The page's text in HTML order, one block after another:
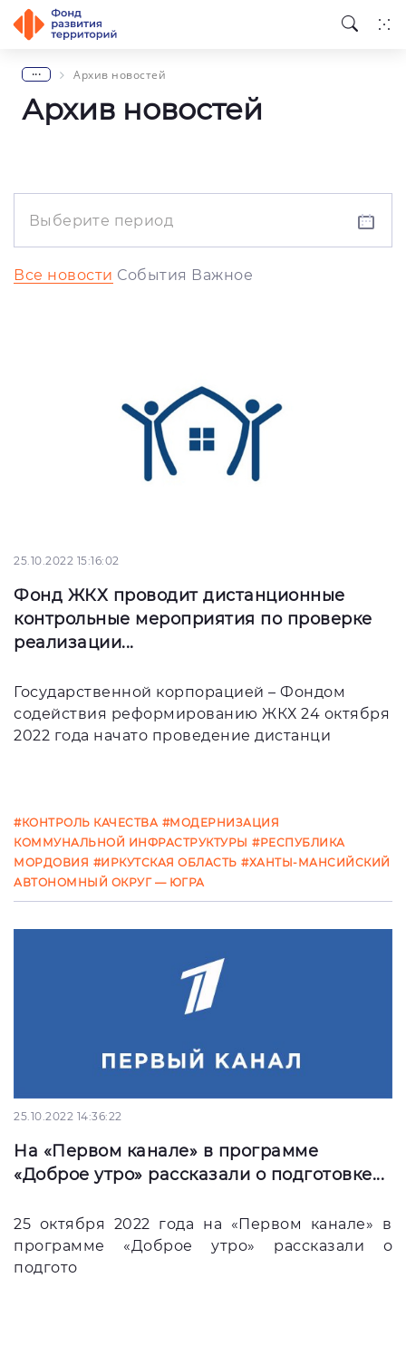
... Архив новостей
Архив новостей
Все новости События Важное
25.10.2022 15:16:02
Фонд ЖКХ проводит дистанционные
контрольные мероприятия по проверке
реализации...
Государственной корпорацией – Фондом
содействия реформированию ЖКХ 24 октября
2022 года начато проведение дистанци
#КОНТРОЛЬ КАЧЕСТВА #МОДЕРНИЗАЦИЯ
КОММУНАЛЬНОЙ ИНФРАСТРУКТУРЫ #РЕСПУБЛИКА
МОРДОВИЯ #ИРКУТСКАЯ ОБЛАСТЬ #ХАНТЫ-МАНСИЙСКИЙ
АВТОНОМНЫЙ ОКРУГ — ЮГРА
25.10.2022 14:36:22
На «Первом канале» в программе
«Доброе утро» рассказали о подготовке...
25 октября 2022 года на «Первом канале» в
программе «Доброе утро» рассказали о
подгото